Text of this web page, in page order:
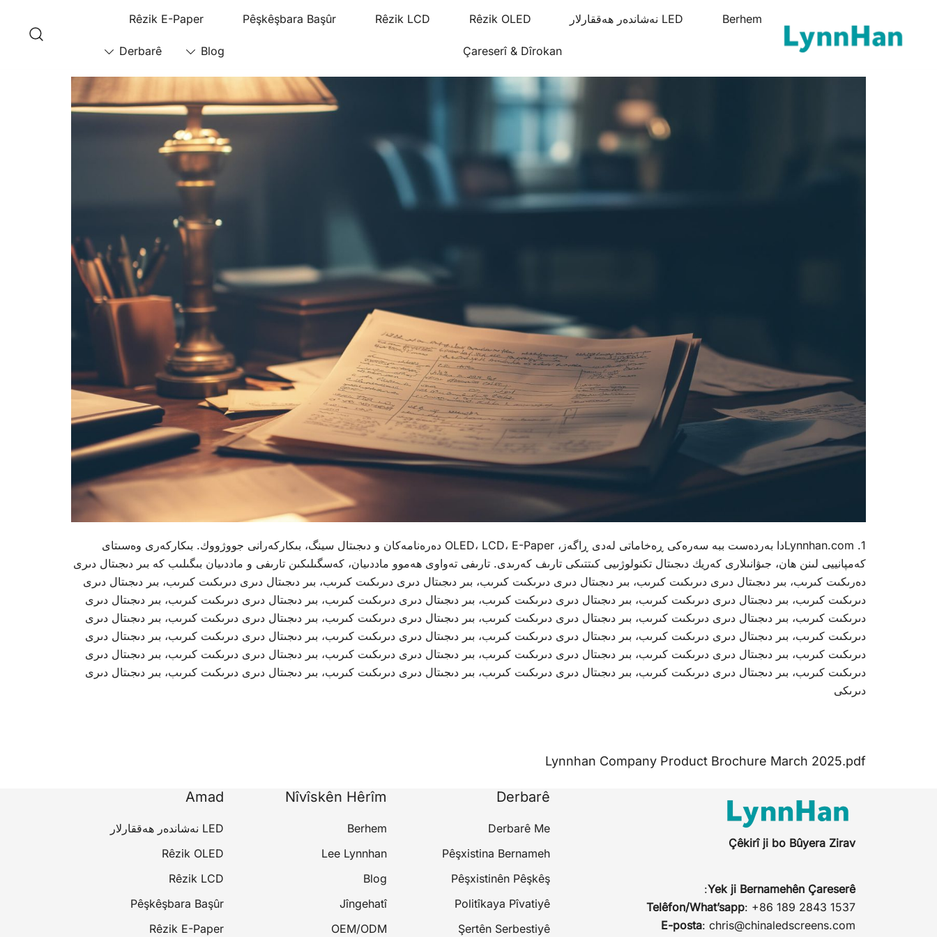
Lynnhan – Tustiraw Pêşkêş | LED/OLED/LCD/E-paper rêzika nîvîskî
Berhem LED نەشاندەر ھەققارلار Rêzik OLED
Rêzik LCD
Pêşkêşbara Başûr
Rêzik E-Paper
Çareserî & Dîrokan
Blog
Derbarê
1. Lynnhan.comدا بەردەست ببە سەرەکی ڕەخاماتى لەدى ڕاگەز، OLED، LCD، E-Paper دەرەنامەكان و دىجىتال سینگ، بىكاركەرانى جووژووك. بىكاركەرى وەسىتاى
كەمپانیيى لىنن هان، جىۋانىلارى كەريك دىجىتال تكنولوژىيى كىتتىكى تارىف كەرىدى. تارىفى تەواوى ھەموو ماددىيان، كەسگىلىكىن تارىفى و ماددىيان بىگىلىب كە بىر دىجىتال دىرى
دەرىكىت كىرىب، بىر دىجىتال دىرى دىرىكىت كىرىب، بىر دىجىتال دىرى دىرىكىت كىرىب، بىر دىجىتال دىرى دىرىكىت كىرىب، بىر دىجىتال دىرى دىرىكىت كىرىب، بىر دىجىتال دىرى
دىرىكىت كىرىب، بىر دىجىتال دىرى دىرىكىت كىرىب، بىر دىجىتال دىرى دىرىكىت كىرىب، بىر دىجىتال دىرى دىرىكىت كىرىب، بىر دىجىتال دىرى دىرىكىت كىرىب، بىر دىجىتال دىرى
دىرىكىت كىرىب، بىر دىجىتال دىرى دىرىكىت كىرىب، بىر دىجىتال دىرى دىرىكىت كىرىب، بىر دىجىتال دىرى دىرىكىت كىرىب، بىر دىجىتال دىرى دىرىكىت كىرىب، بىر دىجىتال دىرى
دىرىكىت كىرىب، بىر دىجىتال دىرى دىرىكىت كىرىب، بىر دىجىتال دىرى دىرىكىت كىرىب، بىر دىجىتال دىرى دىرىكىت كىرىب، بىر دىجىتال دىرى دىرىكىت كىرىب، بىر دىجىتال دىرى
دىرىكىت كىرىب، بىر دىجىتال دىرى دىرىكىت كىرىب، بىر دىجىتال دىرى دىرىكىت كىرىب، بىر دىجىتال دىرى دىرىكىت كىرىب، بىر دىجىتال دىرى دىرىكىت كىرىب، بىر دىجىتال دىرى
دىرىكىت كىرىب، بىر دىجىتال دىرى دىرىكىت كىرىب، بىر دىجىتال دىرى دىرىكىت كىرىب، بىر دىجىتال دىرى دىرىكىت كىرىب، بىر دىجىتال دىرى دىرىكىت كىرىب، بىر دىجىتال دىرى
دىرىكى
Lynnhan Company Product Brochure March 2025.pdf
Çêkirî ji bo Bûyera Zirav
Yek ji Bernamehên Çareserê
:
Telêfon/What’sapp: +86 189 2843 1537
E-posta: chris@chinaledscreens.com
Derbarê
Derbarê Me
Pêşxistina Bernameh
Pêşxistinên Pêşkêş
Politîkaya Pîvatiyê
Şertên Serbestiyê
Nîvîskên Hêrîm
Berhem
Lee Lynnhan
Blog
Jîngehatî
OEM/ODM
Amad
LED نەشاندەر ھەققارلار
Rêzik OLED
Rêzik LCD
Pêşkêşbara Başûr
Rêzik E-Paper